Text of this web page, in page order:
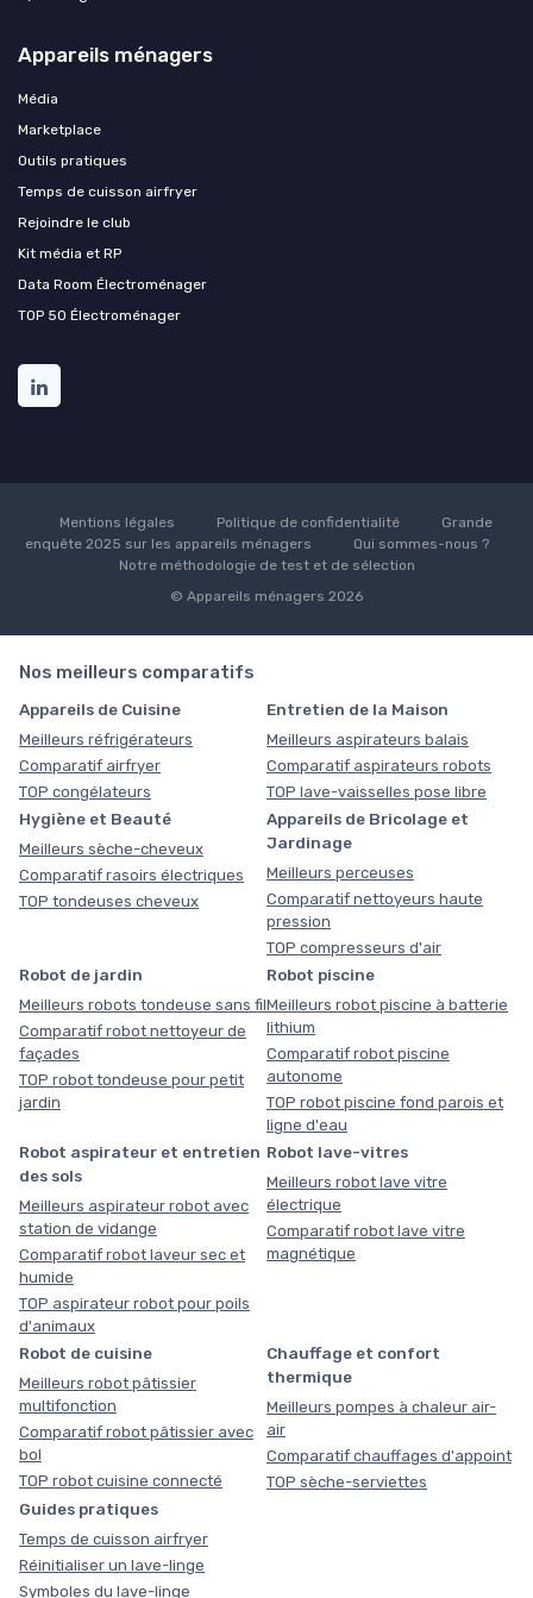
Appareils ménagers
Média
Marketplace
Outils pratiques
Temps de cuisson airfryer
Rejoindre le club
Kit média et RP
Data Room Électroménager
TOP 50 Électroménager
Mentions légales Politique de confidentialité
Grande
enquête 2025 sur les appareils ménagers
Qui sommes-nous ?
Notre méthodologie de test et de sélection
© Appareils ménagers 2026
Nos meilleurs comparatifs
Appareils de Cuisine
Meilleurs réfrigérateurs
Comparatif airfryer
TOP congélateurs
Entretien de la Maison
Meilleurs aspirateurs balais
Comparatif aspirateurs robots
TOP lave-vaisselles pose libre
Hygiène et Beauté
Meilleurs sèche-cheveux
Comparatif rasoirs électriques
TOP tondeuses cheveux
Appareils de Bricolage et
Jardinage
Meilleurs perceuses
Comparatif nettoyeurs haute
pression
TOP compresseurs d'air
Robot de jardin
Meilleurs robots tondeuse sans fil
Comparatif robot nettoyeur de
façades
TOP robot tondeuse pour petit
jardin
Robot piscine
Meilleurs robot piscine à batterie
lithium
Comparatif robot piscine
autonome
TOP robot piscine fond parois et
ligne d'eau
Robot aspirateur et entretien
des sols
Meilleurs aspirateur robot avec
station de vidange
Comparatif robot laveur sec et
humide
TOP aspirateur robot pour poils
d'animaux
Robot lave-vitres
Meilleurs robot lave vitre
électrique
Comparatif robot lave vitre
magnétique
Robot de cuisine
Meilleurs robot pâtissier
multifonction
Comparatif robot pâtissier avec
bol
TOP robot cuisine connecté
Chauffage et confort
thermique
Meilleurs pompes à chaleur air-
air
Comparatif chauffages d'appoint
TOP sèche-serviettes
Guides pratiques
Temps de cuisson airfryer
Réinitialiser un lave-linge
Symboles du lave-linge